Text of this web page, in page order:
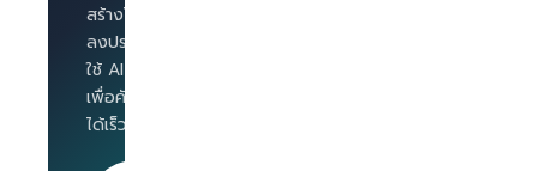
สร้างโปรไฟล์บริษัท
ลงประกาศงาน และ
ใช้ AI Interview
เพื่อคัดกรองผู้สมัคร
ได้เร็วขึ้น